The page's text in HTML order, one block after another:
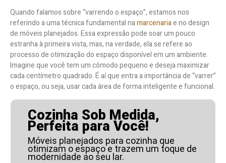
Quando falamos sobre “varrendo o espaço”, estamos nos
referindo a uma técnica fundamental namarcenariae no design
de móveis planejados. Essa expressão pode soar um pouco
estranha à primeira vista, mas, na verdade, ela se refere ao
processo de otimização do espaço disponível em um ambiente.
Imagine que você tem um cômodo pequeno e deseja maximizar
cada centímetro quadrado. É aí que entra a importância de “varrer”
o espaço, ou seja, usar cada área de forma inteligente e funcional.
Cozinha Sob Medida,
Perfeita para Você!
Móveis planejados para cozinha que
otimizam o espaço e trazem um toque de
modernidade ao seu lar.